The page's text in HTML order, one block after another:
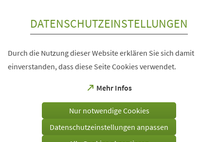
DATENSCHUTZEINSTELLUNGEN
Durch die Nutzung dieser Website erklären Sie sich damit
einverstanden, dass diese Seite Cookies verwendet.
Mehr Infos
(Öffnet
einem
Tab)
Nur notwendige Cookies
Datenschutzeinstellungen anpassen